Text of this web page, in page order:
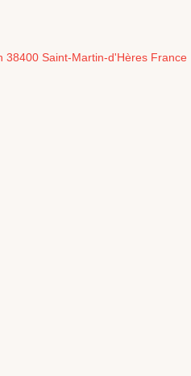
38400 Saint-Martin-d'Hères France